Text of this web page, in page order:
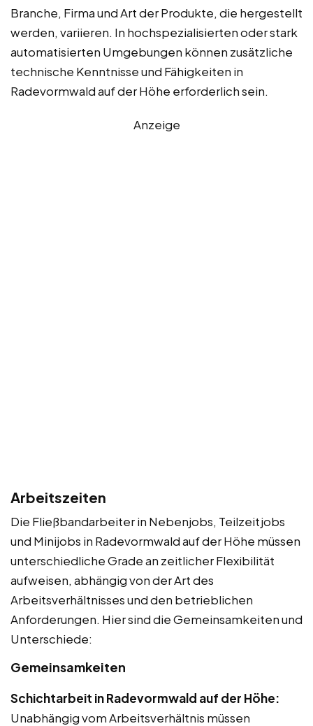
Branche, Firma und Art der Produkte, die hergestellt
werden, variieren. In hochspezialisierten oder stark
automatisierten Umgebungen können zusätzliche
technische Kenntnisse und Fähigkeiten in
Radevormwald auf der Höhe erforderlich sein.
Anzeige
Arbeitszeiten
Die Fließbandarbeiter in Nebenjobs, Teilzeitjobs
und Minijobs in Radevormwald auf der Höhe müssen
unterschiedliche Grade an zeitlicher Flexibilität
aufweisen, abhängig von der Art des
Arbeitsverhältnisses und den betrieblichen
Anforderungen. Hier sind die Gemeinsamkeiten und
Unterschiede:
Gemeinsamkeiten
Schichtarbeit in Radevormwald auf der Höhe:
Unabhängig vom Arbeitsverhältnis müssen